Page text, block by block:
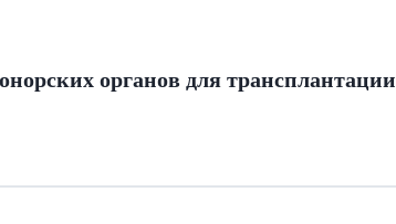
органов для трансплантации